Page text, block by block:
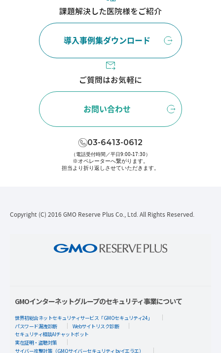
課題解決した医院様をご紹介
導入事例集ダウンロード
ご質問はお気軽に
お問い合わせ
03-6413-0612
（電話受付時間／平日9:00-17:30）
※オペレーターへ繋がります。
担当より折り返しさせていただきます。
Copyright (C) 2016 GMO Reserve Plus Co., Ltd. All Rights Reserved.
GMOインターネットグループのセキュリティ事業について
世界初総合ネットセキュリティサービス「GMOセキュリティ24」
パスワード漏洩診断
Webサイトリスク診断
セキュリティ相談AIチャットボット
実在証明・盗聴対策
サイバー攻撃対策（GMOサイバーセキュリティ byイエラエ）